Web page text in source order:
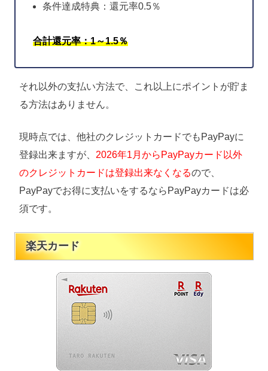
条件達成特典：還元率0.5％
合計還元率：1～1.5％
それ以外の支払い方法で、これ以上にポイントが貯ま
る方法はありません。
現時点では、他社のクレジットカードでもPayPayに
登録出来ますが、 2026年1月からPayPayカード以外
のクレジットカードは登録出来なくなるので、
PayPayでお得に支払いをするならPayPayカードは必
須です。
楽天カード